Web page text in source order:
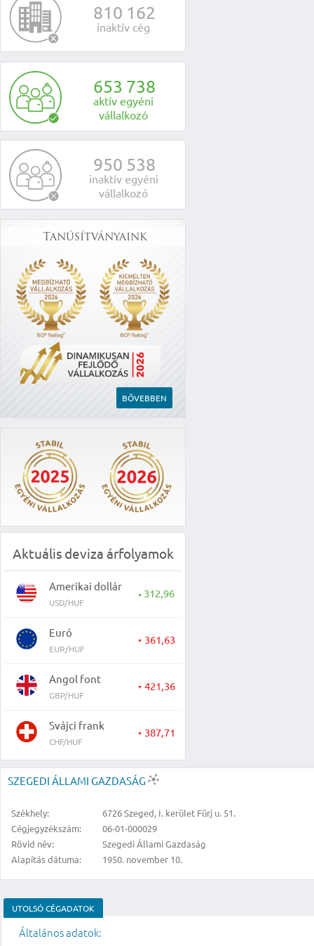
810 162
inaktív cég
653 738
aktív egyéni
vállalkozó
950 538
inaktív egyéni
vállalkozó
Tanúsítványaink
BŐVEBBEN
Aktuális deviza árfolyamok
Amerikai dollár
USD/HUF
▲ 312,96
Euró
EUR/HUF
▼ 361,63
Angol font
GBP/HUF
▼ 421,36
Svájci frank
CHF/HUF
▼ 387,71
SZEGEDI ÁLLAMI GAZDASÁG
Székhely:
6726 Szeged, I. kerület Fürj u. 51.
Cégjegyzékszám:
06-01-000029
Rövid név:
Szegedi Állami Gazdaság
Alapítás dátuma:
1950. november 10.
UTOLSÓ CÉGADATOK
Általános adatok: